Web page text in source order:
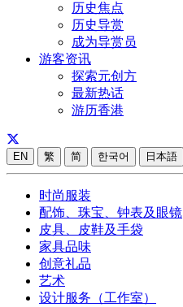
历史焦点
历史导赏
成为导赏员
游客资讯
探索元创方
最新热话
游历香港
EN 繁 简 한국어 日本語
时尚服装
配饰、珠宝、钟表及眼镜
皮具、皮鞋及手袋
家具品味
创意礼品
艺术
设计服务（工作室）